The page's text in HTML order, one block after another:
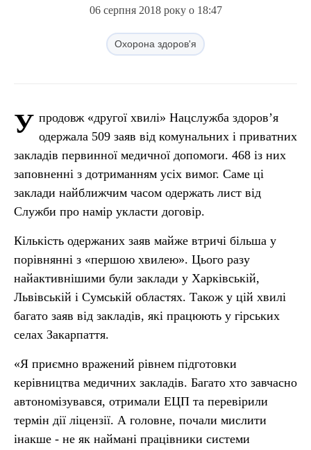
06 серпня 2018 року о 18:47
Охорона здоров'я
У продовж «другої хвилі» Нацслужба здоров’я
одержала 509 заяв від комунальних і приватних
закладів первинної медичної допомоги. 468 із них
заповненні з дотриманням усіх вимог. Саме ці
заклади найближчим часом одержать лист від
Служби про намір укласти договір.
Кількість одержаних заяв майже втричі більша у
порівнянні з «першою хвилею». Цього разу
найактивнішими були заклади у Харківській,
Львівській і Сумській областях. Також у цій хвилі
багато заяв від закладів, які працюють у гірських
селах Закарпаття.
«Я приємно вражений рівнем підготовки
керівництва медичних закладів. Багато хто завчасно
автономізувався, отримали ЕЦП та перевірили
термін дії ліцензії. А головне, почали мислити
інакше - не як наймані працівники системи